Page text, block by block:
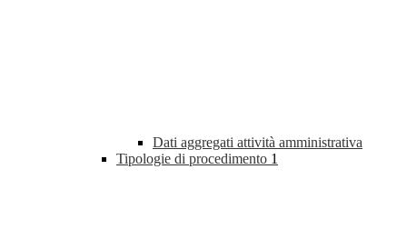
Dati aggregati attività amministrativa
Tipologie di procedimento 1